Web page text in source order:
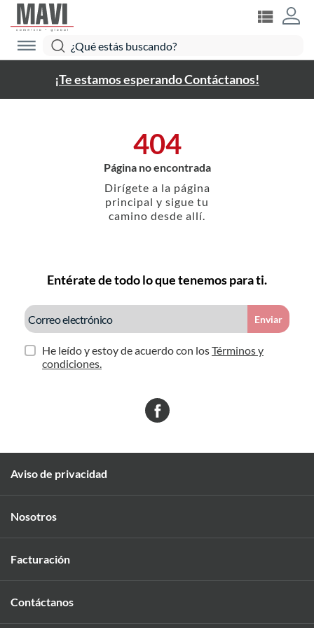
¡Te estamos esperando Contáctanos!
404
Página no encontrada
Dirígete a la página
principal y sigue tu
camino desde allí.
Entérate de todo lo que tenemos para ti.
Enviar
He leído y estoy de acuerdo con losTérminos y
condiciones.
Aviso de privacidad
Nosotros
Facturación
Contáctanos